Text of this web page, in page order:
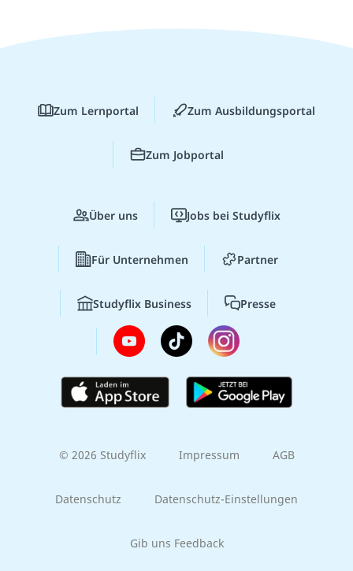
Zum Lernportal Zum Ausbildungsportal
Zum Jobportal
Über uns Jobs bei Studyflix
Für Unternehmen Partner
Studyflix Business Presse
© 2026 Studyflix Impressum AGB
Datenschutz Datenschutz-Einstellungen
Gib uns Feedback